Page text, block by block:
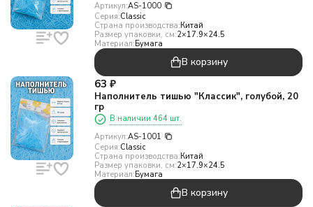
Артикул:AS-1000
Серия:Classic
Страна производства:Китай
Размер упаковки, см:2×17.9×24.5
Материал:Бумага
В корзину
63 ₽
Наполнитель тишью "Классик", голубой, 20
гр
В наличии 464 шт.
Артикул:AS-1001
Серия:Classic
Страна производства:Китай
Размер упаковки, см:2×17.9×24.5
Материал:Бумага
В корзину